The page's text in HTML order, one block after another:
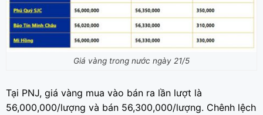
Giá vàng trong nước ngày 21/5
Tại PNJ, giá vàng mua vào bán ra lần lượt là
56,000,000/lượng và bán 56,300,000/lượng. Chênh lệch